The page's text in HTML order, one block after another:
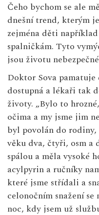
Čeho bychom se ale
dnešní trend, kterým
zejména děti
spalničkám. Tyto
jsou životu
Doktor Sova
dostupná a lékaři tak
životy. „Bylo to
očima a my jsme jim
byl povolán do
věku dva, čtyři, osm a
spálou a měla vysoké
acylpyrin a ručníky
které jsme střídali a
celonočním snažení
noc, kdy jsem už